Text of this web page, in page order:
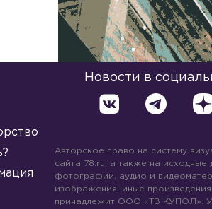
Новости в
Авторское право на систему
сайта 78.ru, а также на исходные
фотографии, аудио и
изображения, иные
принадлежит ООО «ТВ КУПОЛ».